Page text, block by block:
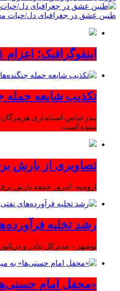
طنین عشق در جغرافیای دل/حیات
اینفوگرافیک؛ اعزام ۲۱ هزار زائر اربعین از آذربایجان‌شرقی
تکذیب شایعه حمله
بندرعباس-استانداری
نشده است.
تصاویری از بارش
ارومیه- امروز جمعه بارش
رشد تخلیه
نوشهر – مدیرکل بنادر و
«محفل امام